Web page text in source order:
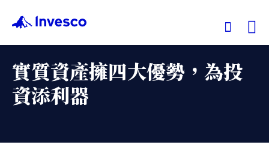
我們的基金
實質資產擁四大優勢，為投
資添利器